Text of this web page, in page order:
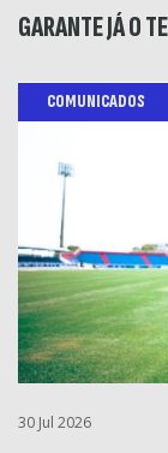
GARANTE JÁ O
COMUNICADOS
30 Jul 2026